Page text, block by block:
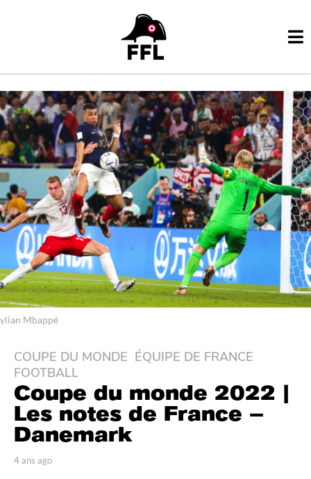
Mbappé
4
a
n
s
a
g
o
COUPE DU MONDE ,ÉQUIPE DE FRANCE
FOOTBALL
Coupe du monde 2022 |
Les notes de France –
Danemark
p
4 ans ago